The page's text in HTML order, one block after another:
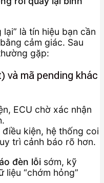
là tín hiệu bạn cần
cảm giác. Sau
gặp:
và mã pending khác
ECU chờ xác nhận
điều kiện, hệ thống coi
trì cảnh báo rõ hơn.
đèn lỗi sớm, kỹ
“chớm hỏng”